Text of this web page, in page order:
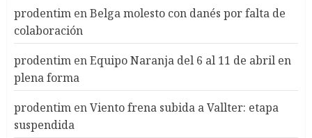
prodentim enBelga molesto con danés por falta de
colaboración
prodentim enEquipo Naranja del 6 al 11 de abril en
plena forma
prodentim enViento frena subida a Vallter: etapa
suspendida